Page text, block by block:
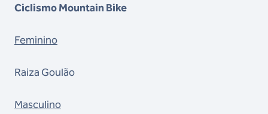
Ciclismo Mountain Bike
Feminino
Raiza Goulão
Masculino